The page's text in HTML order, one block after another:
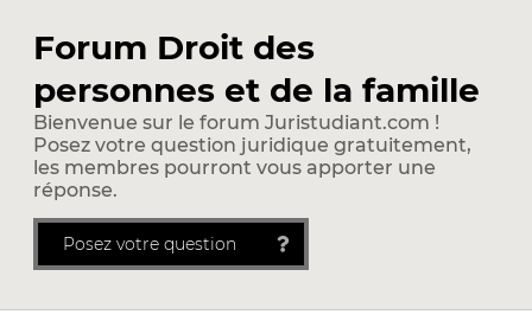
Forum Droit des
personnes et de la famille
Bienvenue sur le forum Juristudiant.com !
Posez votre question juridique gratuitement,
les membres pourront vous apporter une
réponse.
Posez votre question